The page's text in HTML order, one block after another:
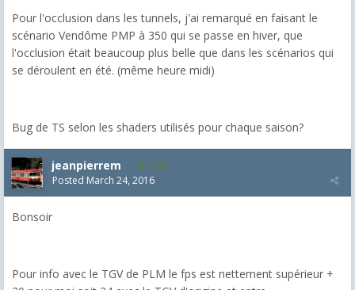
Pour l'occlusion dans les tunnels, j'ai remarqué en faisant le
scénario Vendôme PMP à 350 qui se passe en hiver, que
l'occlusion était beaucoup plus belle que dans les scénarios qui
se déroulent en été. (même heure midi)
Bug de TS selon les shaders utilisés pour chaque saison?
jeanpierrem 5,986
Posted March 24, 2016
Bonsoir
Pour info avec le TGV de PLM le fps est nettement supérieur +